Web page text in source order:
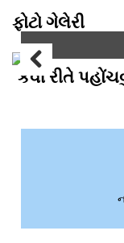
ફોટો ગેલેરી
કેવી રીતે